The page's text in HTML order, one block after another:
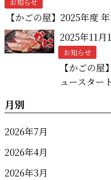
【かごの屋】2025年度
2025年11月
お知らせ
【かごの
ュースター
月別
2026年7月
2026年4月
2026年3月